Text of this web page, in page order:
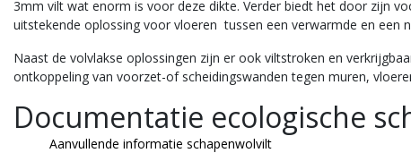
3mm vilt wat enorm is voor deze dikte. Verder biedt het door zijn
uitstekende oplossing voor vloeren tussen een verwarmde en een
Naast de volvlakse oplossingen zijn er ook viltstroken en
ontkoppeling van voorzet-of scheidingswanden tegen muren,
Documentatie ecologische
Aanvullende informatie schapenwolvilt